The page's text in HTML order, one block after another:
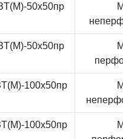
50x50пр
50x50пр
100x50пр
100x50пр